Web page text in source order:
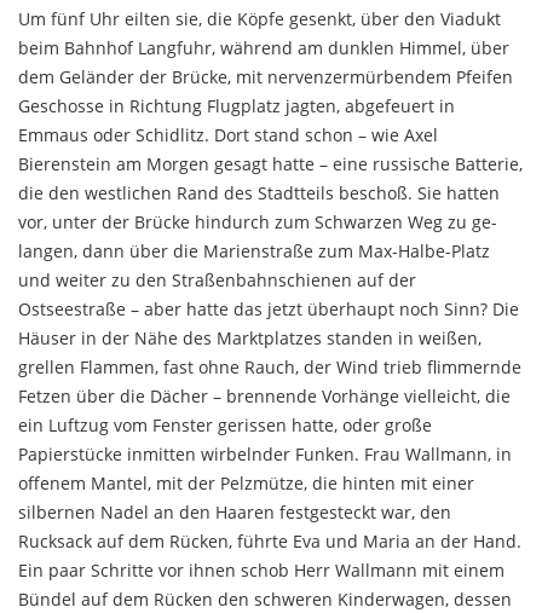
Um fünf Uhr eilten sie, die Köpfe gesenkt, über den Viadukt
beim Bahnhof Langfuhr, während am dunklen Himmel, über
dem Geländer der Brücke, mit nervenzermürbendem Pfeifen
Geschosse in Rich­tung Flugplatz jagten, abgefeuert in
Emmaus oder Schidlitz. Dort stand schon – wie Axel
Bierenstein am Morgen gesagt hatte – eine russische Batterie,
die den westlichen Rand des Stadtteils beschoß. Sie hatten
vor, unter der Brücke hindurch zum Schwarzen Weg zu ge­
langen, dann über die Marienstraße zum Max-Halbe-Platz
und weiter zu den Straßenbahnschienen auf der
Ostseestraße – aber hatte das jetzt überhaupt noch Sinn? Die
Häuser in der Nähe des Marktplatzes stan­den in weißen,
grellen Flammen, fast ohne Rauch, der Wind trieb flimmernde
Fetzen über die Dächer – brennende Vorhänge vielleicht, die
ein Luftzug vom Fen­ster gerissen hatte, oder große
Papierstücke inmitten wirbelnder Funken. Frau Wallmann, in
offenem Man­tel, mit der Pelzmütze, die hinten mit einer
silbernen Nadel an den Haaren festgesteckt war, den
Rucksack auf dem Rücken, führte Eva und Maria an der Hand.
Ein paar Schritte vor ihnen schob Herr Wallmann mit einem
Bündel auf dem Rücken den schweren Kinder­wagen, dessen